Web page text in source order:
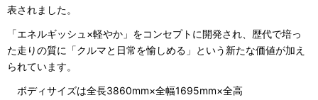
表されました。
「エネルギッシュ×軽やか」をコンセプトに開発され、歴代で培っ
た走りの質に「クルマと日常を愉しめる」という新たな価値が加え
られています。
ボディサイズは全長3860mm×全幅1695mm×全高